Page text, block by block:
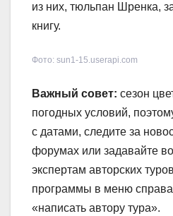
из них, тюльпан Шренка,
книгу.
Фото: sun1-15.userapi.com
Важный совет: сезон
погодных условий,
с датами, следите за
форумах или задавайте
экспертам авторских
программы в меню справа
«написать автору тура».